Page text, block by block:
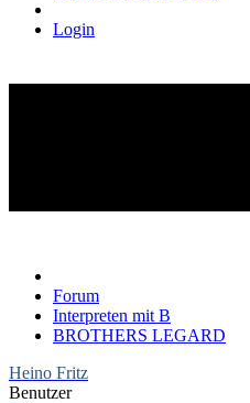
Login
Forum
Interpreten mit B
BROTHERS LEGARD
Heino Fritz
Benutzer